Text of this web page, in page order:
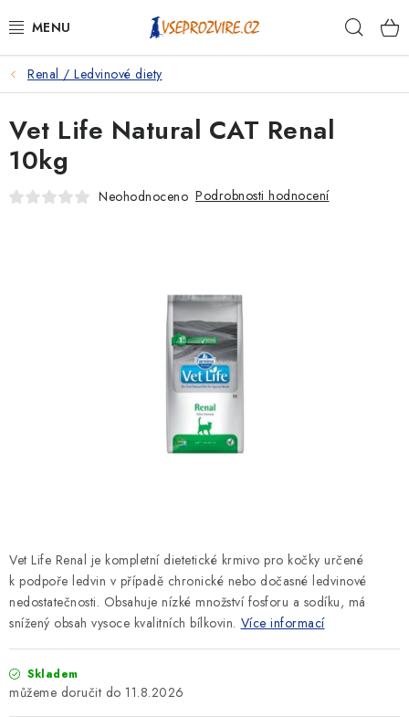
na
PSI
KOČKY
KONĚ
KRÁLÍCI/HLODAVCI/PTÁCI
Renal / Ledvinové diety
Vet Life Renal je kompletní dietetické krmivo pro kočky určené
k podpoře ledvin v případě chronické nebo dočasné ledvinové
nedostatečnosti. Obsahuje nízké množství fosforu a sodíku, má
snížený obsah vysoce kvalitních bílkovin. Více informací
Skladem
11.8.2026
Vet Life Natural CAT Renal
10kg
Neohodnoceno Podrobnosti hodnocení